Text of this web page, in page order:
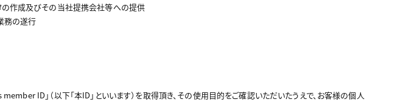
作成及びその当社提携会社等への提供
務の遂行
ID」（以下「本ID」といいます）を取得頂き、その使用目的をご確認いただいたうえで、お客様の個人